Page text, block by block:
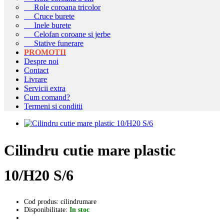
Role coroana tricolor
Cruce burete
Inele burete
Celofan coroane si jerbe
Stative funerare
PROMOTII
Despre noi
Contact
Livrare
Servicii extra
Cum comand?
Termeni si conditii
Cilindru cutie mare plastic
10/H20 S/6
Cod produs: cilindrumare
Disponibilitate: In stoc